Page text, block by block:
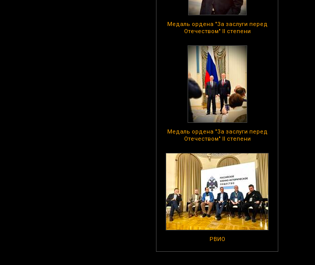
Медаль ордена "За заслуги перед
Отечеством" II степени
Медаль ордена "За заслуги перед
Отечеством" II степени
РВИО